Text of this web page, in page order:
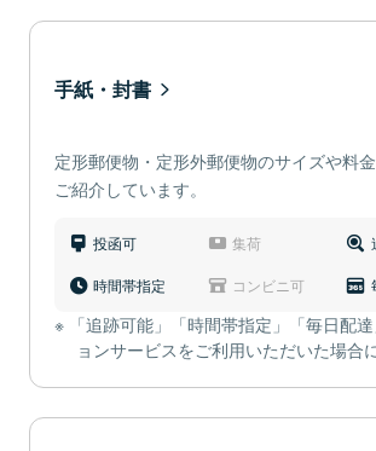
手紙・封書
定形郵便物・定形外郵便物のサイズや料
ご紹介しています。
投函可 集荷
時間帯指定 コンビニ可
「追跡可能」「時間帯指定」「毎日配
ョンサービスをご利用いただいた場合